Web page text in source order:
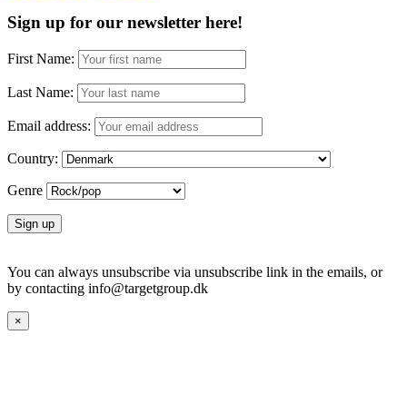
Sign up for our newsletter here!
First Name:
Last Name:
Email address:
Country:
Genre
You can always unsubscribe via unsubscribe link in the emails, or
by contacting info@targetgroup.dk
×